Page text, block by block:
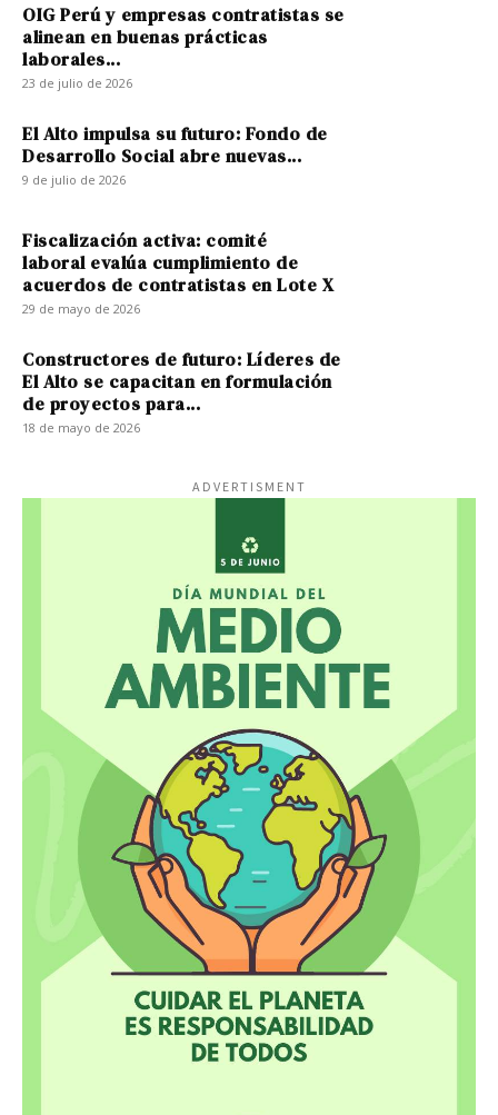
OIG Perú y empresas contratistas se
alinean en buenas prácticas
laborales...
23 de julio de 2026
El Alto impulsa su futuro: Fondo de
Desarrollo Social abre nuevas...
9 de julio de 2026
Fiscalización activa: comité
laboral evalúa cumplimiento de
acuerdos de contratistas en Lote X
29 de mayo de 2026
Constructores de futuro: Líderes de
El Alto se capacitan en formulación
de proyectos para...
18 de mayo de 2026
ADVERTISMENT